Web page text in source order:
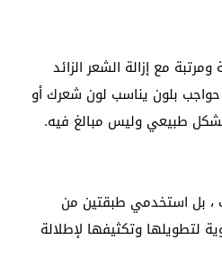
مع إزالة الشعر الزائد
حواجب بلون يناسب لون شعرك أو
طبيعي وليس مبالغ فيه.
، بل استخدمي طبقتين من
لتطويلها وتكثيفها لإطلالة